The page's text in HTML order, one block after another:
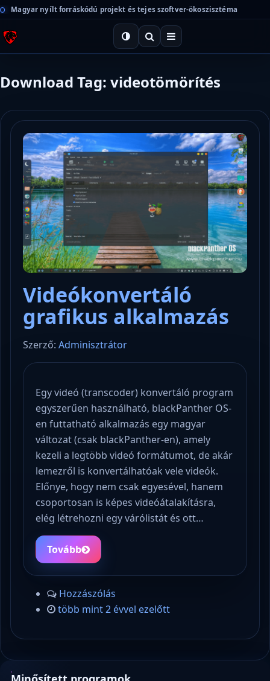
Magyar nyílt forráskódú projekt és tejes szoftver-ökoszisztéma
Download Tag: videotömörítés
Videókonvertáló
grafikus alkalmazás
Szerző: Adminisztrátor
Egy videó (transcoder) konvertáló program
egyszerűen használható, blackPanther OS-
en futtatható alkalmazás egy magyar
változat (csak blackPanther-en), amely
kezeli a legtöbb videó formátumot, de akár
lemezről is konvertálhatóak vele videók.
Előnye, hogy nem csak egyesével, hanem
csoportosan is képes videóátalakításra,
elég létrehozni egy várólistát és ott…
Tovább
Hozzászólás
több mint 2 évvel ezelőtt